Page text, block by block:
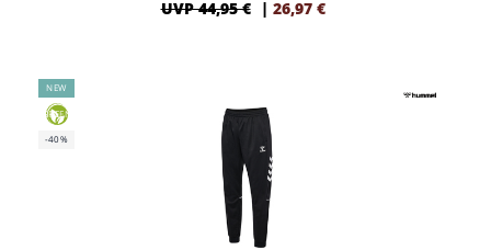
UVP 44,95 € | 26,97 €
NEW
GREEN
-40%